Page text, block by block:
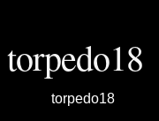
torpedo18
torpedo18